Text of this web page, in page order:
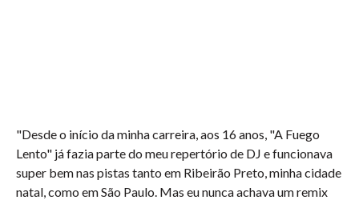
"Desde o início da minha carreira, aos 16 anos, "A Fuego
Lento" já fazia parte do meu repertório de DJ e funcionava
super bem nas pistas tanto em Ribeirão Preto, minha cidade
natal, como em São Paulo. Mas eu nunca achava um remix